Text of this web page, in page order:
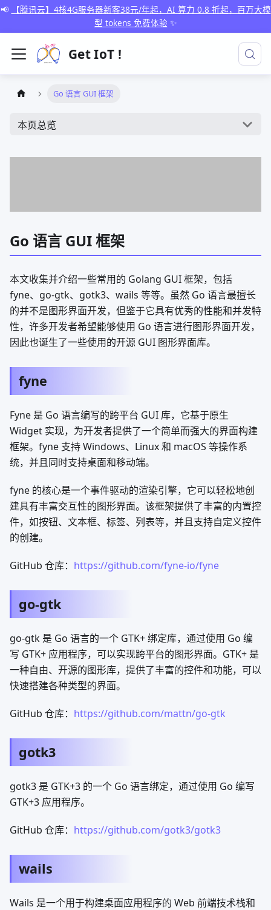
📢
【腾讯云】4核4G服务器新客38元/年起，AI 算力 0.8 折起，百万大模
型 tokens 免费体验 ✨
Get IoT !
Go 语言 GUI 框架
本页总览
Go 语言 GUI 框架
本文收集并介绍一些常用的 Golang GUI 框架，包括
fyne、go-gtk、gotk3、wails 等等。虽然 Go 语言最擅长
的并不是图形界面开发，但鉴于它具有优秀的性能和并发特
性，许多开发者希望能够使用 Go 语言进行图形界面开发，
因此也诞生了一些使用的开源 GUI 图形界面库。
fyne
Fyne 是 Go 语言编写的跨平台 GUI 库，它基于原生
Widget 实现，为开发者提供了一个简单而强大的界面构建
框架。fyne 支持 Windows、Linux 和 macOS 等操作系
统，并且同时支持桌面和移动端。
fyne 的核心是一个事件驱动的渲染引擎，它可以轻松地创
建具有丰富交互性的图形界面。该框架提供了丰富的内置控
件，如按钮、文本框、标签、列表等，并且支持自定义控件
的创建。
GitHub 仓库： https://github.com/fyne-io/fyne
go-gtk
go-gtk 是 Go 语言的一个 GTK+ 绑定库，通过使用 Go 编
写 GTK+ 应用程序，可以实现跨平台的图形界面。GTK+ 是
一种自由、开源的图形库，提供了丰富的控件和功能，可以
快速搭建各种类型的界面。
GitHub 仓库： https://github.com/mattn/go-gtk
gotk3
gotk3 是 GTK+3 的一个 Go 语言绑定，通过使用 Go 编写
GTK+3 应用程序。
GitHub 仓库： https://github.com/gotk3/gotk3
wails
Wails 是一个用于构建桌面应用程序的 Web 前端技术栈和